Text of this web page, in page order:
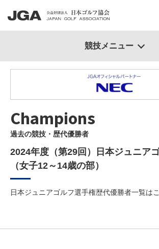
Champions
過去の競技・歴代優勝者
2024年度（第29回）日本ジュニア
（女子12～14歳の部）
日本ジュニアゴルフ選手権歴代優勝者一覧は
競技メニュー